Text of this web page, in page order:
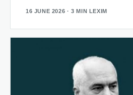
16 JUNE 2026 · 3 MIN LEXIM